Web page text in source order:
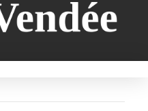
verkocht
is Beaujolais
Nouveau een fruitige wijn
kooldioxiderijke omgeving.
Nouveau naar? wat is